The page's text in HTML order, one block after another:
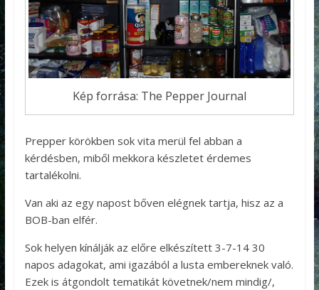
Kép forrása: The Pepper Journal
Prepper körökben sok vita merül fel abban a
kérdésben, miből mekkora készletet érdemes
tartalékolni.
Van aki az egy napost bőven elégnek tartja, hisz az a
BOB-ban elfér.
Sok helyen kínálják az előre elkészített 3-7-14 30
napos adagokat, ami igazából a lusta embereknek való.
Ezek is átgondolt tematikát követnek/nem mindig/,